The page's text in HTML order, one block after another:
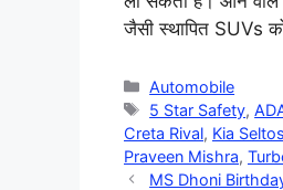
जैसी स्थापित SUVs
Categories
Automobile
Tags
5 Star Safety,
Creta Rival, Kia
Praveen Mishra,
MS Dhoni Birthday